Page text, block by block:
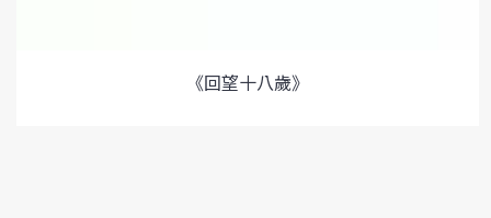
《回望十八歲》